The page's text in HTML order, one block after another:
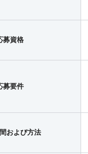
募資格
募要件
および方法